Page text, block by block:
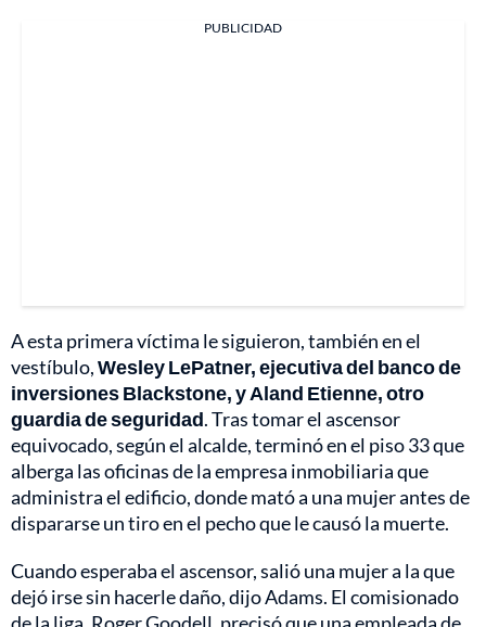
PUBLICIDAD
A esta primera víctima le siguieron, también en el
vestíbulo,Wesley LePatner, ejecutiva del banco de
inversiones Blackstone, y Aland Etienne, otro
guardia de seguridad. Tras tomar el ascensor
equivocado, según el alcalde, terminó en el piso 33 que
alberga las oficinas de la empresa inmobiliaria que
administra el edificio, donde mató a una mujer antes de
dispararse un tiro en el pecho que le causó la muerte.
Cuando esperaba el ascensor, salió una mujer a la que
dejó irse sin hacerle daño, dijo Adams. El comisionado